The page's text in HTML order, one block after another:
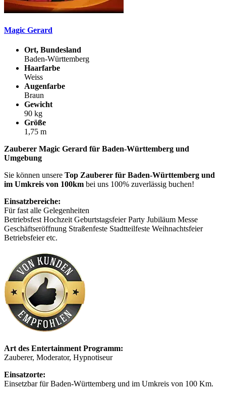
Magic Gerard
Ort, Bundesland
Baden-Württemberg
Haarfarbe
Weiss
Augenfarbe
Braun
Gewicht
90 kg
Größe
1,75 m
Zauberer Magic Gerard für Baden-Württemberg und
Umgebung
Sie können unsere Top Zauberer für Baden-Württemberg und
im Umkreis von 100km bei uns 100% zuverlässig buchen!
Einsatzbereiche:
Für fast alle Gelegenheiten
Betriebsfest Hochzeit Geburtstagsfeier Party Jubiläum Messe
Geschäftseröffnung Straßenfeste Stadtteilfeste Weihnachtsfeier
Betriebsfeier etc.
Art des Entertainment Programm:
Zauberer, Moderator, Hypnotiseur
Einsatzorte:
Einsetzbar für Baden-Württemberg und im Umkreis von 100 Km.